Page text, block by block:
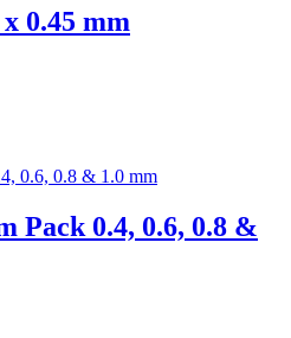
0.45 mm
Pack 0.4, 0.6, 0.8 &